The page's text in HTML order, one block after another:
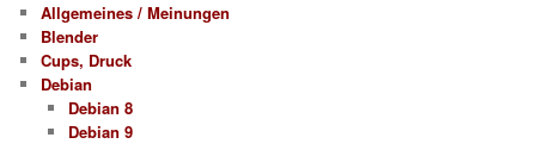
Allgemeines / Meinungen
Blender
Cups, Druck
Debian
Debian 8
Debian 9